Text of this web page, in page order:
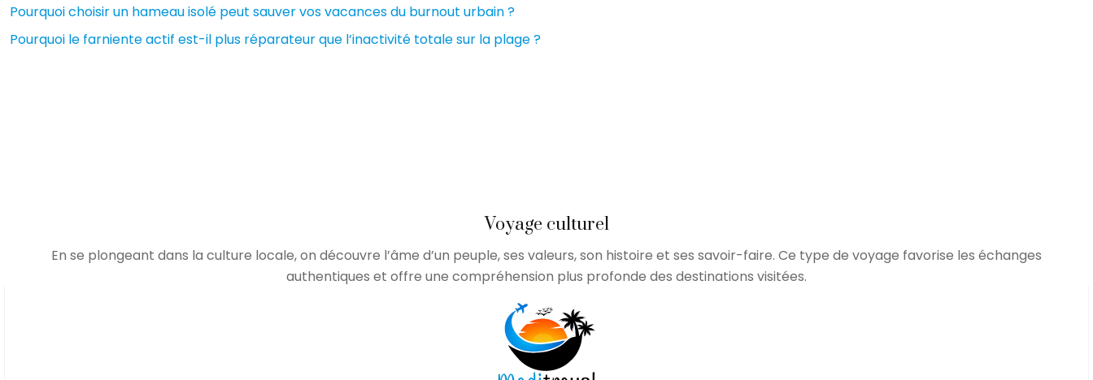
Pourquoi choisir un hameau isolé peut sauver vos vacances du burnout urbain ?
Pourquoi le farniente actif est-il plus réparateur que l’inactivité totale sur la plage ?
Voyage culturel
En se plongeant dans la culture locale, on découvre l’âme d’un peuple, ses valeurs, son histoire et ses savoir-faire. Ce type de voyage favorise les échanges
authentiques et offre une compréhension plus profonde des destinations visitées.